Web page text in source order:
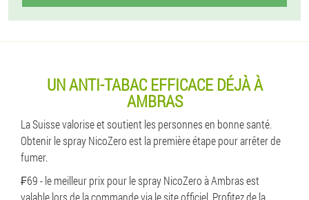
UN ANTI-TABAC EFFICACE DÉJÀ À
AMBRAS
La Suisse valorise et soutient les personnes en bonne santé.
Obtenir le spray NicoZero est la première étape pour arrêter de
fumer.
₣69 - le meilleur prix pour le spray NicoZero à Ambras est
valable lors de la commande via le site officiel. Profitez de la